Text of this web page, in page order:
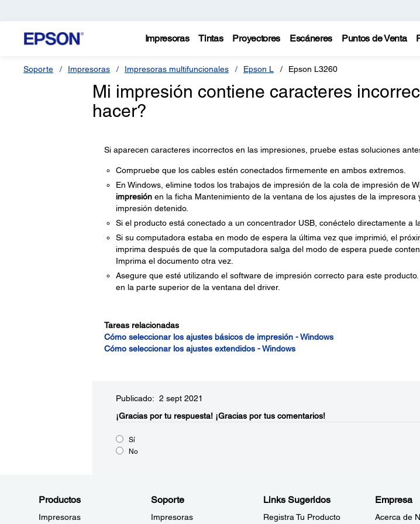
Impresoras Tintas Proyectores Escáneres Puntos de Venta
Soporte Impresoras Impresoras multifuncionales Epson L Epson L3260
Mi impresión contiene caracteres
hacer?
Si aparecen caracteres incorrectos en las impresiones, pruebe estas soluciones
Compruebe que los cables estén conectados firmemente en ambos extremos.
En Windows, elimine todos los trabajos de impresión de la cola de impresión de
impresiónen la ficha Mantenimiento de la ventana de los ajustes de la impresora
impresión detenido.
Si el producto está conectado a un concentrador USB, conéctelo directamente a
Si su computadora estaba en modo de espera la última vez que imprimió, el
imprima después de que la computadora salga del modo de espera puede
Imprima el documento otra vez.
Asegure que esté utilizando el software de impresión correcto para este
en la parte superior de la ventana del driver.
Tareas relacionadas
Cómo seleccionar los ajustes básicos de impresión - Windows
Cómo seleccionar los ajustes extendidos - Windows
Publicado: 2 sept 2021
¡Gracias por tu respuesta! ¡Gracias por tus comentarios!
Sí
No
Productos
Impresoras
Soporte
Impresoras
Links Sugeridos
Registra Tu Producto
Empresa
Acerca de